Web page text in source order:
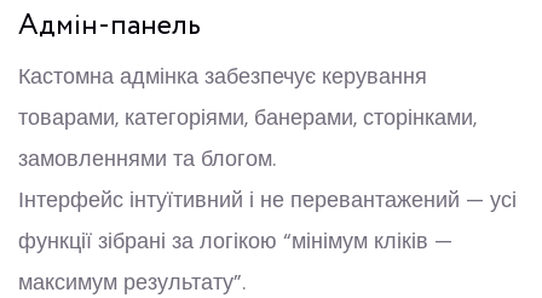
Адмін-панель
Кастомна адмінка забезпечує керування
товарами, категоріями, банерами, сторінками,
замовленнями та блогом.
Інтерфейс інтуїтивний і не перевантажений — усі
функції зібрані за логікою “мінімум кліків —
максимум результату”.